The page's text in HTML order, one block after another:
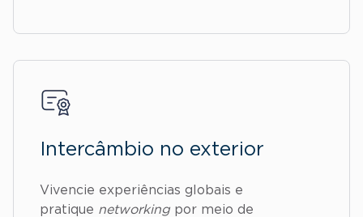
Intercâmbio no exterior
Vivencie experiências globais e
pratique networking por meio de